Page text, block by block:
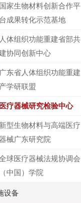
国家生物材料创新合作平
台成果转化示范基地
人体组织功能重建省部共
协同创新中心
广东省人体组织功能重建
产学研联盟
医疗器械研究检验中心
新型生物材料与高端医疗
械广东研究院
球医疗器械法规协调会
（中国）学院
设备